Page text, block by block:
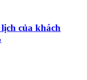
của khách